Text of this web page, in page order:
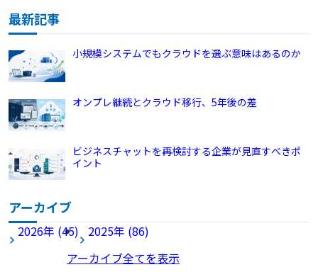
最新記事
小規模システムでもクラウドを選ぶ意味はあるのか
オンプレ継続とクラウド移行、5年後の差
ビジネスチャットを再検討する企業が見直すべきポ
イント
アーカイブ
2026年 (45)
2025年 (86)
アーカイブ全てを表示